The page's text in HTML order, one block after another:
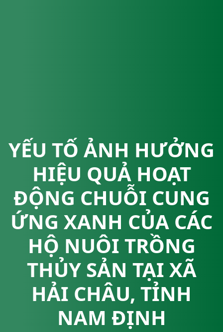
YẾU TỐ ẢNH HƯỞNG
HIỆU QUẢ HOẠT
ĐỘNG CHUỖI CUNG
ỨNG XANH CỦA CÁC
HỘ NUÔI TRỒNG
THỦY SẢN TẠI XÃ
HẢI CHÂU, TỈNH
NAM ĐỊNH